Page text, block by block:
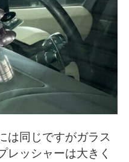
は同じですがガラス
レッシャーは大きく